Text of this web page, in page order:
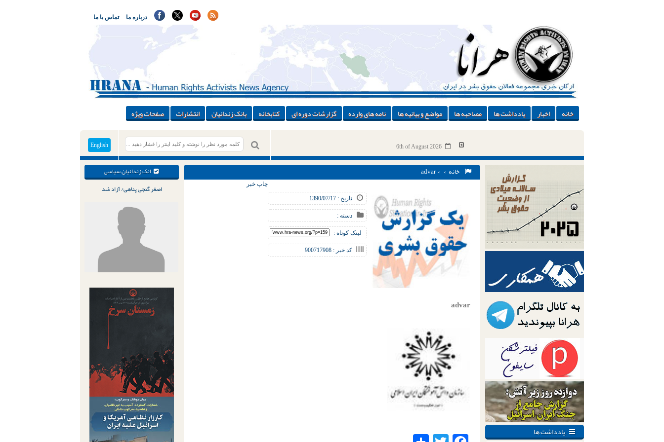
تماس با ما درباره ما
خانه اخبار یادداشت ها مصاحبه ها مواضع و بیانیه ها نامه های وارده گزارشات دوره ای کتابخانه بانک زندانیان انتشارات صفحات ویژه
English 6th of August 2026
انک زندانیان سیاسی
اصغر گنجی پناهی/ آزاد شد
خانه > > advar
تاریخ : 1390/07/17
دسته :
لینک کوتاه :
کد خبر : 900717908
چاپ خبر
advar
یادداشت ها